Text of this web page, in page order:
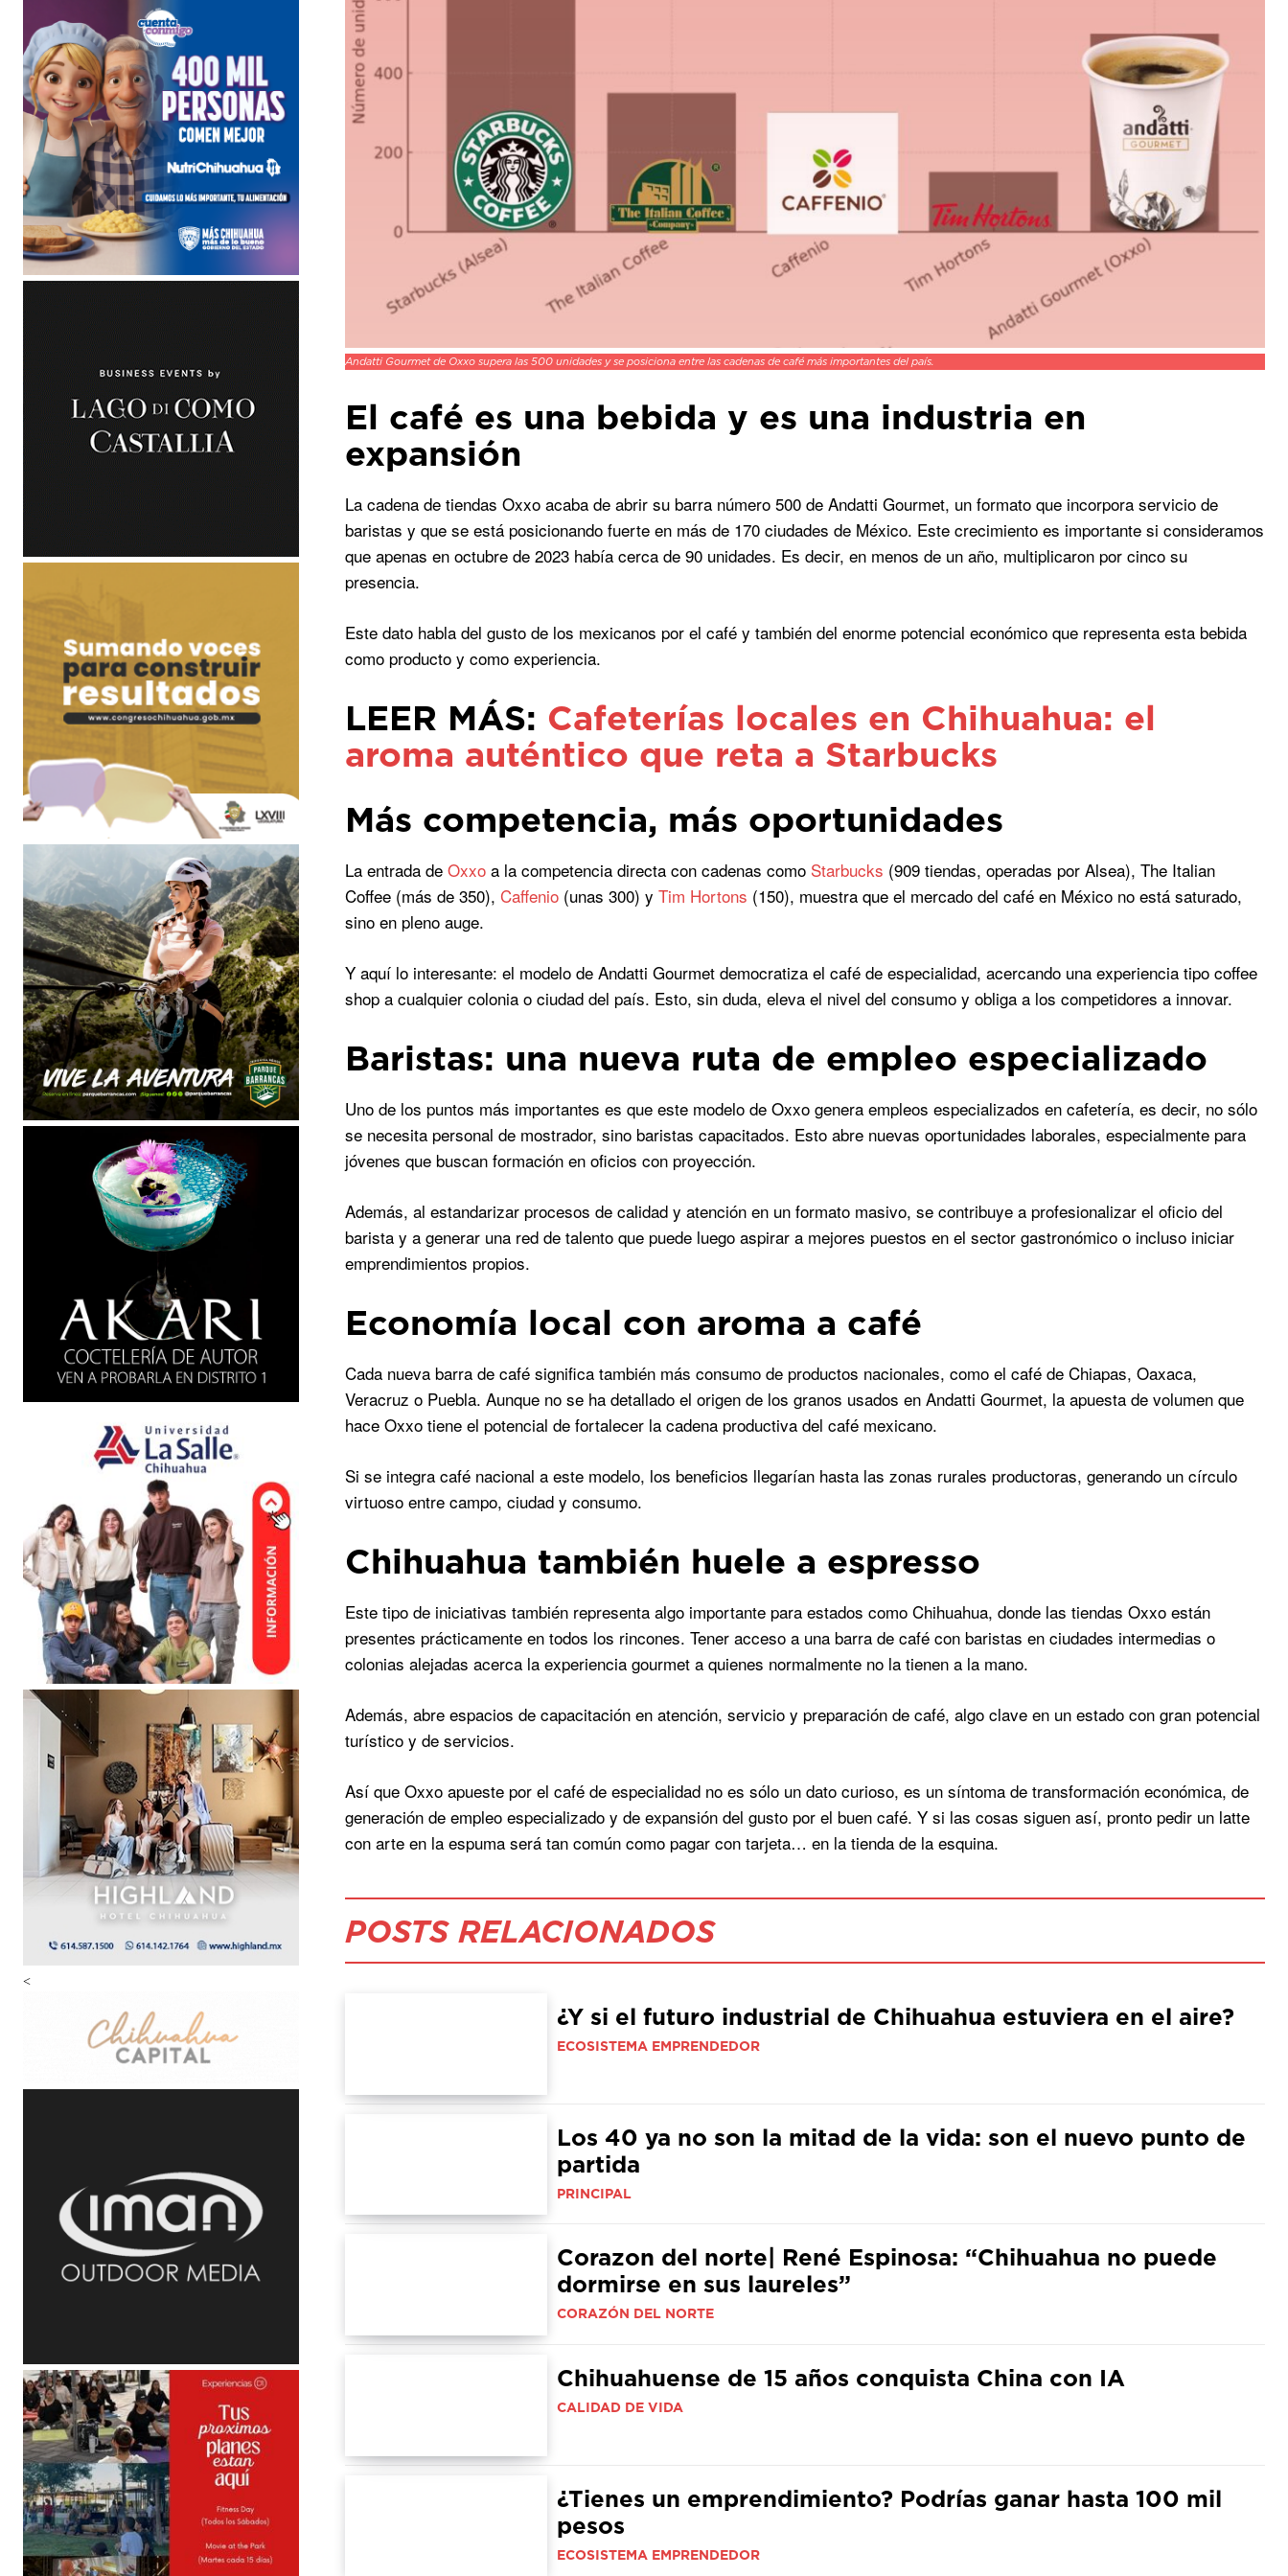
<
Andatti Gourmet de Oxxo supera las 500 unidades y se posiciona entre las cadenas de café más importantes del país.
El café es una bebida y es una industria en
expansión
La cadena de tiendas Oxxo acaba de abrir su barra número 500 de Andatti Gourmet, un formato que incorpora servicio de
baristas y que se está posicionando fuerte en más de 170 ciudades de México. Este crecimiento es importante si consideramos
que apenas en octubre de 2023 había cerca de 90 unidades. Es decir, en menos de un año, multiplicaron por cinco su
presencia.
Este dato habla del gusto de los mexicanos por el café y también del enorme potencial económico que representa esta bebida
como producto y como experiencia.
LEER MÁS: Cafeterías locales en Chihuahua: el
aroma auténtico que reta a Starbucks
Más competencia, más oportunidades
La entrada de Oxxo a la competencia directa con cadenas como Starbucks (909 tiendas, operadas por Alsea), The Italian
Coffee (más de 350), Caffenio (unas 300) y Tim Hortons (150), muestra que el mercado del café en México no está saturado,
sino en pleno auge.
Y aquí lo interesante: el modelo de Andatti Gourmet democratiza el café de especialidad, acercando una experiencia tipo coffee
shop a cualquier colonia o ciudad del país. Esto, sin duda, eleva el nivel del consumo y obliga a los competidores a innovar.
Baristas: una nueva ruta de empleo especializado
Uno de los puntos más importantes es que este modelo de Oxxo genera empleos especializados en cafetería, es decir, no sólo
se necesita personal de mostrador, sino baristas capacitados. Esto abre nuevas oportunidades laborales, especialmente para
jóvenes que buscan formación en oficios con proyección.
Además, al estandarizar procesos de calidad y atención en un formato masivo, se contribuye a profesionalizar el oficio del
barista y a generar una red de talento que puede luego aspirar a mejores puestos en el sector gastronómico o incluso iniciar
emprendimientos propios.
Economía local con aroma a café
Cada nueva barra de café significa también más consumo de productos nacionales, como el café de Chiapas, Oaxaca,
Veracruz o Puebla. Aunque no se ha detallado el origen de los granos usados en Andatti Gourmet, la apuesta de volumen que
hace Oxxo tiene el potencial de fortalecer la cadena productiva del café mexicano.
Si se integra café nacional a este modelo, los beneficios llegarían hasta las zonas rurales productoras, generando un círculo
virtuoso entre campo, ciudad y consumo.
Chihuahua también huele a espresso
Este tipo de iniciativas también representa algo importante para estados como Chihuahua, donde las tiendas Oxxo están
presentes prácticamente en todos los rincones. Tener acceso a una barra de café con baristas en ciudades intermedias o
colonias alejadas acerca la experiencia gourmet a quienes normalmente no la tienen a la mano.
Además, abre espacios de capacitación en atención, servicio y preparación de café, algo clave en un estado con gran potencial
turístico y de servicios.
Así que Oxxo apueste por el café de especialidad no es sólo un dato curioso, es un síntoma de transformación económica, de
generación de empleo especializado y de expansión del gusto por el buen café. Y si las cosas siguen así, pronto pedir un latte
con arte en la espuma será tan común como pagar con tarjeta… en la tienda de la esquina.
POSTS RELACIONADOS
¿Y si el futuro industrial de Chihuahua estuviera en el aire?
ECOSISTEMA EMPRENDEDOR
Los 40 ya no son la mitad de la vida: son el nuevo punto de
partida
PRINCIPAL
Corazon del norte| René Espinosa: “Chihuahua no puede
dormirse en sus laureles”
CORAZÓN DEL NORTE
Chihuahuense de 15 años conquista China con IA
CALIDAD DE VIDA
¿Tienes un emprendimiento? Podrías ganar hasta 100 mil
pesos
ECOSISTEMA EMPRENDEDOR